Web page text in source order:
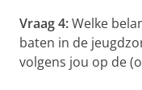
Vraag 4:Welke
baten in de
volgens jou op de